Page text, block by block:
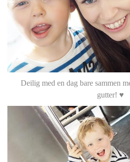
Deilig med en dag bare sammen
gutter! ♥